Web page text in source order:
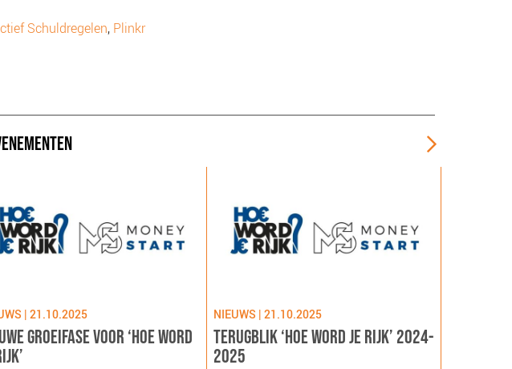
Schuldregelen, Plinkr
| 21.10.2025
GROEIFASE VOOR ‘HOE WORD
NIEUWS | 21.10.2025
TERUGBLIK ‘HOE WORD JE RIJK’ 2024-
2025